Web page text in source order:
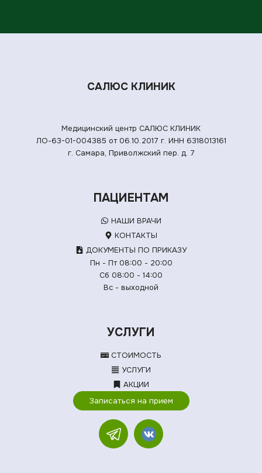
САЛЮС КЛИНИК
Медицинский центр САЛЮС КЛИНИК
ЛО-63-01-004385 от 06.10.2017 г. ИНН 6318013161
г. Самара, Приволжский пер. д. 7
ПАЦИЕНТАМ
НАШИ ВРАЧИ
КОНТАКТЫ
ДОКУМЕНТЫ ПО ПРИКАЗУ
Пн - Пт 08:00 - 20:00
Сб 08:00 - 14:00
Вс - выходной
УСЛУГИ
СТОИМОСТЬ
УСЛУГИ
АКЦИИ
Записаться на прием